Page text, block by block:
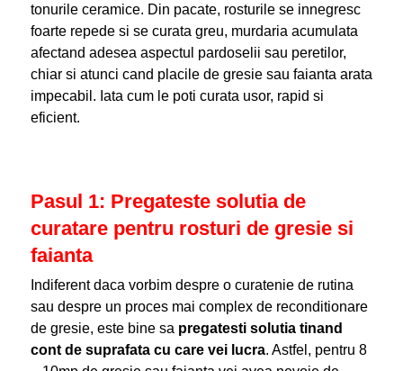
tonurile ceramice. Din pacate, rosturile se innegresc
foarte repede si se curata greu, murdaria acumulata
afectand adesea aspectul pardoselii sau peretilor,
chiar si atunci cand placile de gresie sau faianta arata
impecabil. Iata cum le poti curata usor, rapid si
eficient.
Pasul 1: Pregateste solutia de
curatare pentru rosturi de gresie si
faianta
Indiferent daca vorbim despre o curatenie de rutina
sau despre un proces mai complex de reconditionare
de gresie, este bine sa pregatesti solutia tinand
cont de suprafata cu care vei lucra. Astfel, pentru 8